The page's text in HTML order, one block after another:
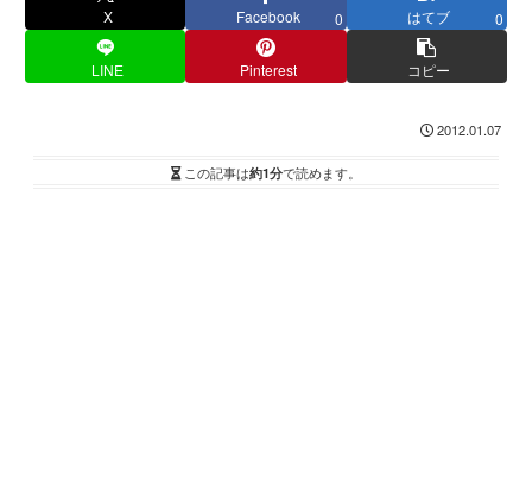
X Facebook 0 はてブ 0
LINE Pinterest コピー
2012.01.07
この記事は約1分で読めます。